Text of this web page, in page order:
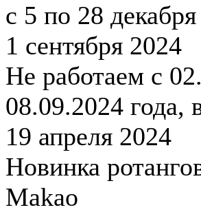
с 5 по 28
1 сентября 2024
Не работаем с
08.09.2024 года,
19 апреля 2024
Новинка
Makao